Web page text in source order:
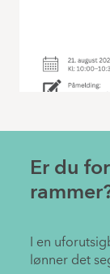
Er du
I en
lønner det